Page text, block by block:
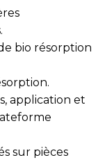
bio résorption
application et
sur pièces